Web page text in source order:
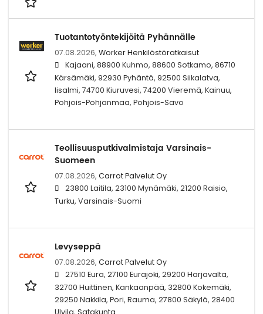
Tuotantotyöntekijöitä Pyhännälle
07.08.2026, Worker Henkilöstöratkaisut
Kajaani, 88900 Kuhmo, 88600 Sotkamo, 86710
Kärsämäki, 92930 Pyhäntä, 92500 Siikalatva,
Iisalmi, 74700 Kiuruvesi, 74200 Vieremä, Kainuu,
Pohjois-Pohjanmaa, Pohjois-Savo
Teollisuusputkivalmistaja Varsinais-
Suomeen
07.08.2026, Carrot Palvelut Oy
23800 Laitila, 23100 Mynämäki, 21200 Raisio,
Turku, Varsinais-Suomi
Levyseppä
07.08.2026, Carrot Palvelut Oy
27510 Eura, 27100 Eurajoki, 29200 Harjavalta,
32700 Huittinen, Kankaanpää, 32800 Kokemäki,
29250 Nakkila, Pori, Rauma, 27800 Säkylä, 28400
Ulvila, Satakunta